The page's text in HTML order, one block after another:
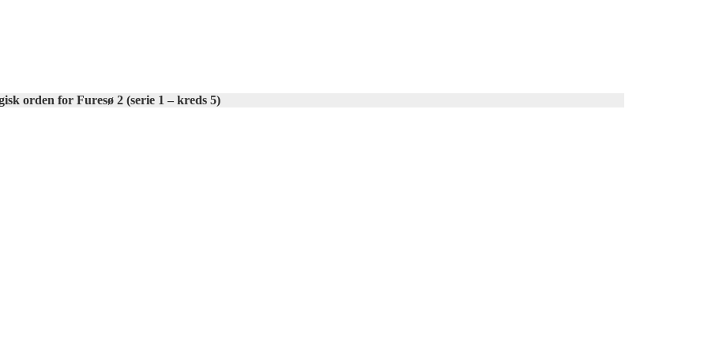
orden for Furesø 2 (serie 1 – kreds 5)